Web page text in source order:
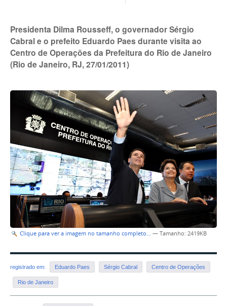
Presidenta Dilma Rousseff, o governador Sérgio
Cabral e o prefeito Eduardo Paes durante visita ao
Centro de Operações da Prefeitura do Rio de Janeiro
(Rio de Janeiro, RJ, 27/01/2011)
Clique para ver a imagem no tamanho completo… — Tamanho: 2419KB
registrado em: Eduardo Paes Sérgio Cabral Centro de Operações
Rio de Janeiro